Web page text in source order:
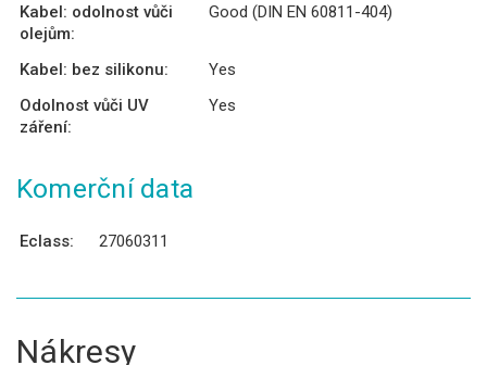
Kabel: odolnost vůči
olejům:
Good (DIN EN 60811-404)
Kabel: bez silikonu:
Yes
Odolnost vůči UV
záření:
Yes
Komerční data
Eclass: 27060311
Nákresy